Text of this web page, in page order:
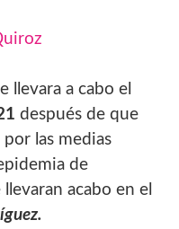
llevara a cabo el
después de que
por las medias
de
acabo en el